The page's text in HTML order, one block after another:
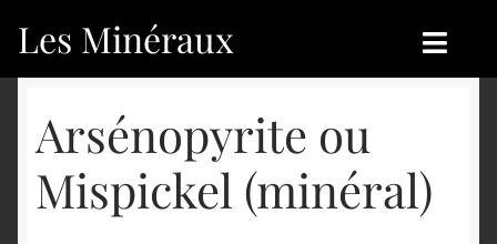
Aller
à
Aller
au
Les Minéraux
Catégories
Nouveautés
Boutique
Nouveautés
Arsénopyrite ou
Mispickel (minéral)